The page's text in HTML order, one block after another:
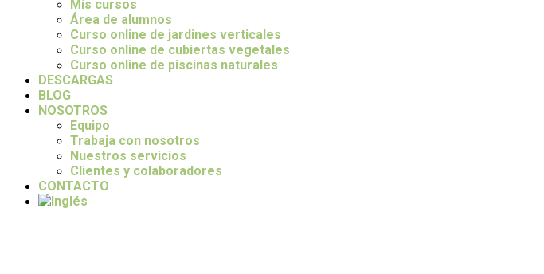
Mis cursos
Área de alumnos
Curso online de jardines verticales
Curso online de cubiertas vegetales
Curso online de piscinas naturales
DESCARGAS
BLOG
NOSOTROS
Equipo
Trabaja con nosotros
Nuestros servicios
Clientes y colaboradores
CONTACTO